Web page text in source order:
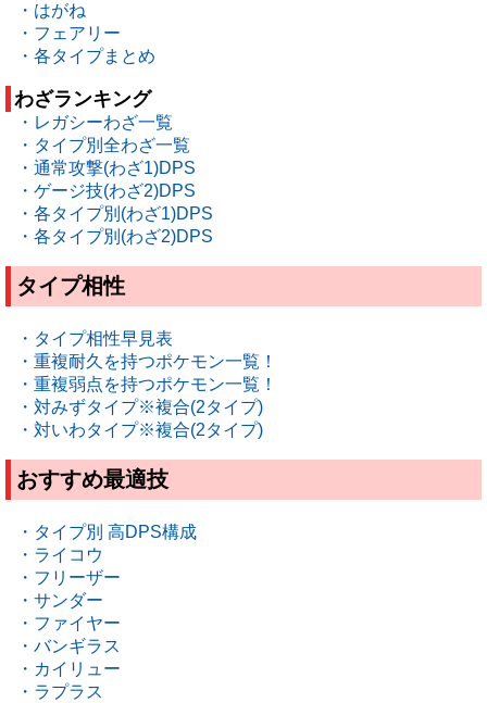
・はがね
・フェアリー
・各タイプまとめ
わざランキング
・レガシーわざ一覧
・タイプ別全わざ一覧
・通常攻撃(わざ1)DPS
・ゲージ技(わざ2)DPS
・各タイプ別(わざ1)DPS
・各タイプ別(わざ2)DPS
タイプ相性
・タイプ相性早見表
・重複耐久を持つポケモン一覧！
・重複弱点を持つポケモン一覧！
・対みずタイプ※複合(2タイプ)
・対いわタイプ※複合(2タイプ)
おすすめ最適技
・タイプ別 高DPS構成
・ライコウ
・フリーザー
・サンダー
・ファイヤー
・バンギラス
・カイリュー
・ラプラス